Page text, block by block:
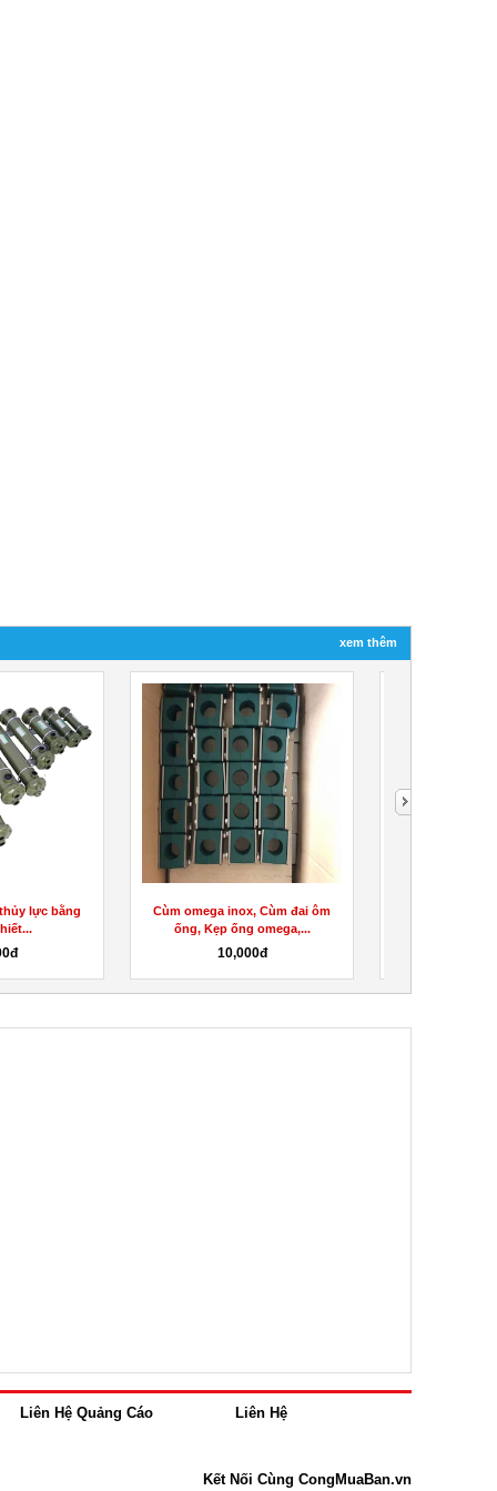
xem thêm
lực bằng
Cùm omega inox, Cùm đai ôm
ống, Kẹp ống omega,...
10,000đ
Liên Hệ Quảng Cáo
Liên Hệ
Kết Nối Cùng CongMuaBan.vn